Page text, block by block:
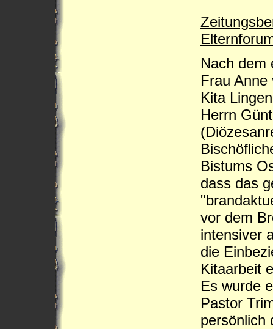
Nach dem
Frau
Kita
Herrn
Bistums
dass das
vor dem
intensiver
die
Kitaarbeit
Es wurde
Pastor
persönlich